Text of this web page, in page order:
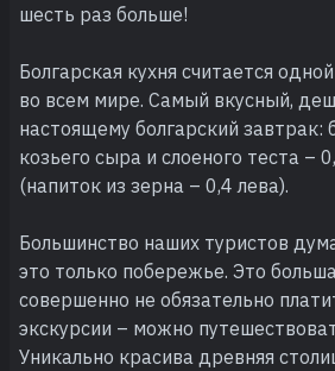
шесть раз больше!
Болгарская кухня считается
во всем мире. Самый вкусный,
настоящему болгарский завтрак:
козьего сыра и слоеного теста –
(напиток из зерна – 0,4 лева).
Большинство наших туристов
это только побережье. Это
совершенно не обязательно
экскурсии – можно
Уникально красива древняя